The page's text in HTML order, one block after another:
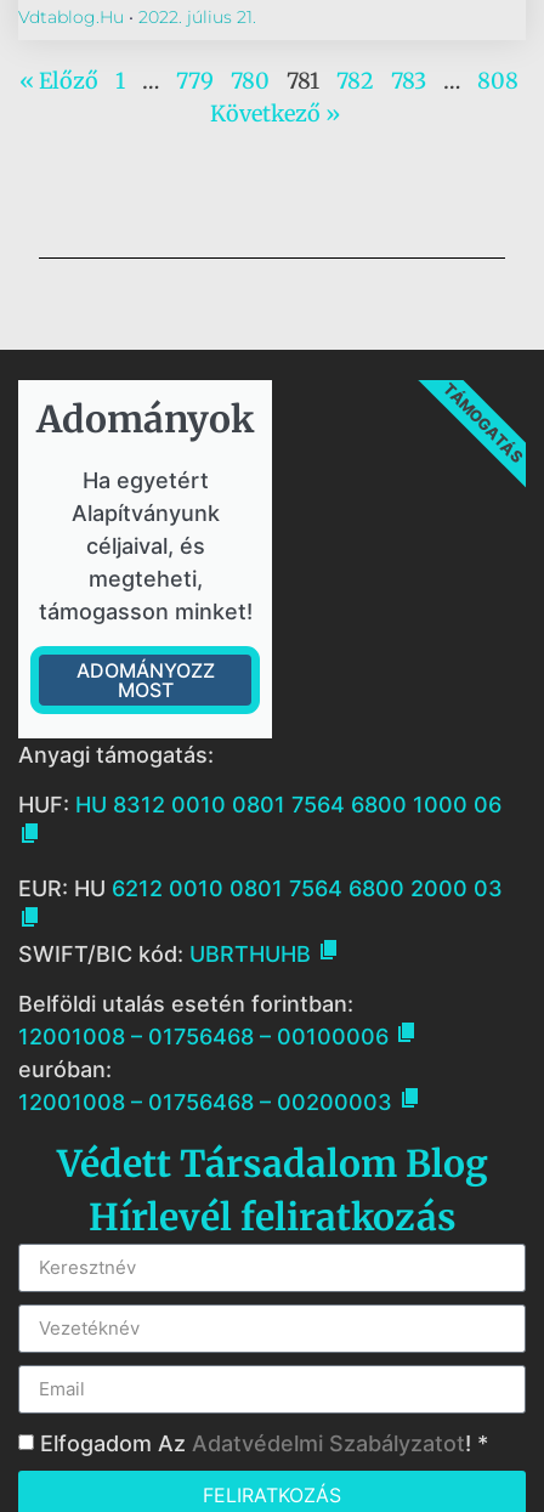
Vdtablog.hu 2022. július 21.
« Előző 1 … 779 780 781 782 783 …
808
Következő »
Adományok​
Ha egyetért
Alapítványunk
céljaival, és
megteheti,
támogasson minket!
ADOMÁNYOZZ
MOST
TÁMOGATÁS
Anyagi támogatás:
HUF: HU 8312 0010 0801 7564 6800 1000 06

EUR: HU 6212 0010 0801 7564 6800 2000 03

SWIFT/BIC kód: UBRTHUHB 
Belföldi utalás esetén forintban:
12001008 – 01756468 – 00100006 
euróban:
12001008 – 01756468 – 00200003 
Védett Társadalom Blog
Hírlevél feliratkozás
Elfogadom Az Adatvédelmi Szabályzatot! *
FELIRATKOZÁS